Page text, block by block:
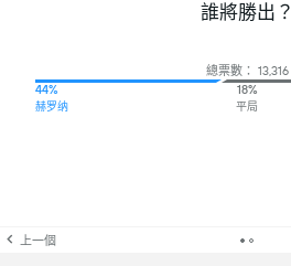
誰將勝出？
總票數： 13,316
44%
赫罗纳
18%
平局
上一個